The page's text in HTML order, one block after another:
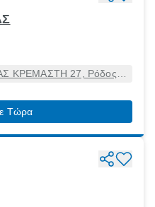
ΚΡΕΜΑΣΤΗ 27, Ρόδος
85104
Τώρα